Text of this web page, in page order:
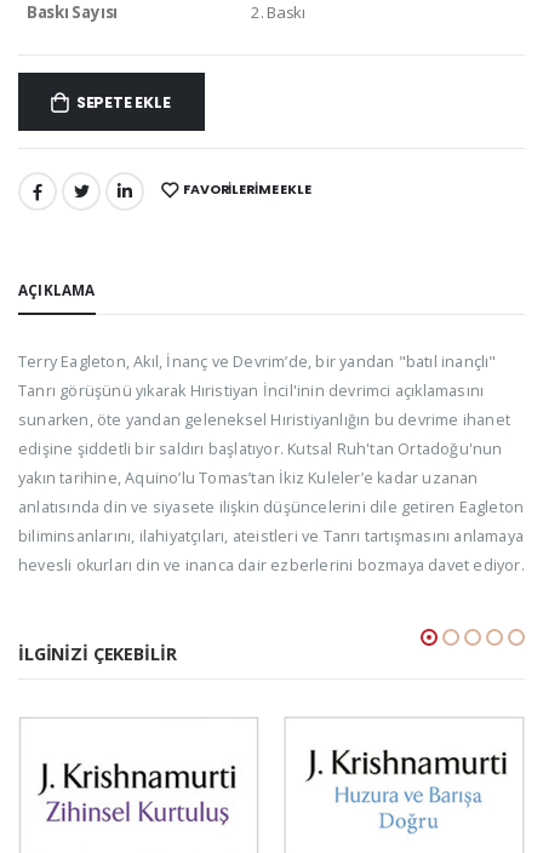
Baskı Sayısı
2. Baskı
SEPETE EKLE
PAYLAŞ: FAVORILERIME EKLE
AÇIKLAMA
Terry Eagleton, Akıl, İnanç ve Devrim’de, bir yandan "batıl inançlı"
Tanrı görüşünü yıkarak Hıristiyan İncil'inin devrimci açıklamasını
sunarken, öte yandan geleneksel Hıristiyanlığın bu devrime ihanet
edişine şiddetli bir saldırı başlatıyor. Kutsal Ruh'tan Ortadoğu'nun
yakın tarihine, Aquino’lu Tomas’tan İkiz Kuleler’e kadar uzanan
anlatısında din ve siyasete ilişkin düşüncelerini dile getiren Eagleton
biliminsanlarını, ilahiyatçıları, ateistleri ve Tanrı tartışmasını anlamaya
hevesli okurları din ve inanca dair ezberlerini bozmaya davet ediyor.
İLGINIZI ÇEKEBILIR